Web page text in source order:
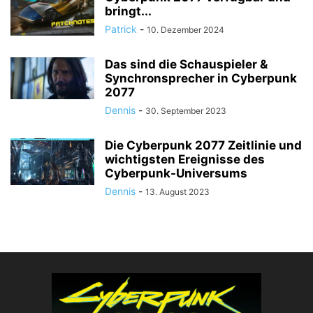
bringt...
Patrick - 10. Dezember 2024
Das sind die Schauspieler &
Synchronsprecher in Cyberpunk
2077
Dennis - 30. September 2023
Die Cyberpunk 2077 Zeitlinie und
wichtigsten Ereignisse des
Cyberpunk-Universums
Dennis - 13. August 2023